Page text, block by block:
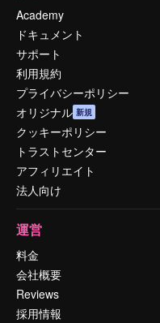
Academy
ドキュメント
サポート
利用規約
プライバシーポリシー
オリジナル 新規
クッキーポリシー
トラストセンター
アフィリエイト
法人向け
運営
料金
会社概要
Reviews
採用情報